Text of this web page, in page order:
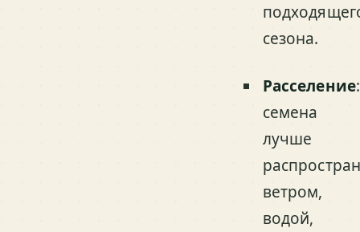
сезона.
Расселение:
семена
лучше
ветром,
водой,